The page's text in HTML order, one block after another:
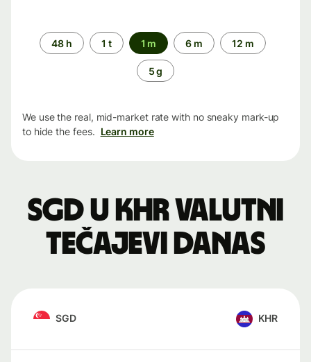
Time
period
48 h 1 t 1 m 6 m 12 m
5 g
We use the real, mid-market rate with no sneaky mark-up
to hide the fees. Learn more
SGD u KHR valutni
tečajevi danas
SGD KHR